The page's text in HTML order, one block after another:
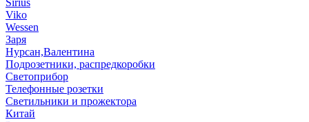
Sirius
Viko
Wessen
Заря
Нурсан,Валентина
Подрозетники, распредкоробки
Светоприбор
Телефонные розетки
Светильники и прожектора
Китай